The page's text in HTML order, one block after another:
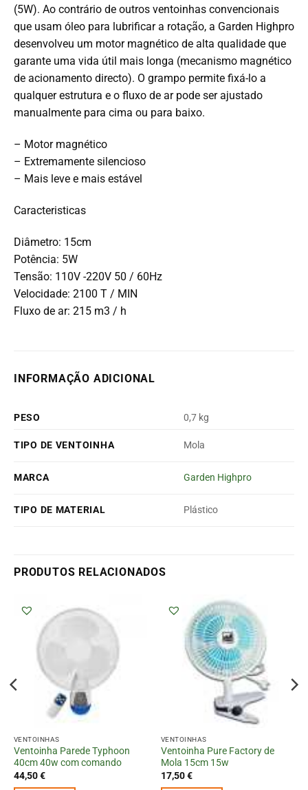
(5W). Ao contrário de outros ventoinhas convencionais
que usam óleo para lubrificar a rotação, a Garden Highpro
desenvolveu um motor magnético de alta qualidade que
garante uma vida útil mais longa (mecanismo magnético
de acionamento directo). O grampo permite fixá-lo a
qualquer estrutura e o fluxo de ar pode ser ajustado
manualmente para cima ou para baixo.
– Motor magnético
– Extremamente silencioso
– Mais leve e mais estável
Caracteristicas
Diâmetro: 15cm
Potência: 5W
Tensão: 110V -220V 50 / 60Hz
Velocidade: 2100 T / MIN
Fluxo de ar: 215 m3 / h
INFORMAÇÃO ADICIONAL
PESO 0,7 kg
TIPO DE VENTOINHA Mola
MARCA Garden Highpro
TIPO DE MATERIAL Plástico
PRODUTOS RELACIONADOS
VENTOINHAS
Ventoinha Parede Typhoon
40cm 40w com comando
44,50€
VENTOINHAS
Ventoinha Pure Factory de
Mola 15cm 15w
17,50€